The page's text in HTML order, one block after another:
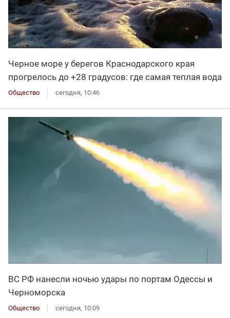
Черное море у берегов Краснодарского края
прогрелось до +28 градусов: где самая теплая вода
Общество сегодня, 10:46
ВС РФ нанесли ночью удары по портам Одессы и
Черноморска
Общество сегодня, 10:09